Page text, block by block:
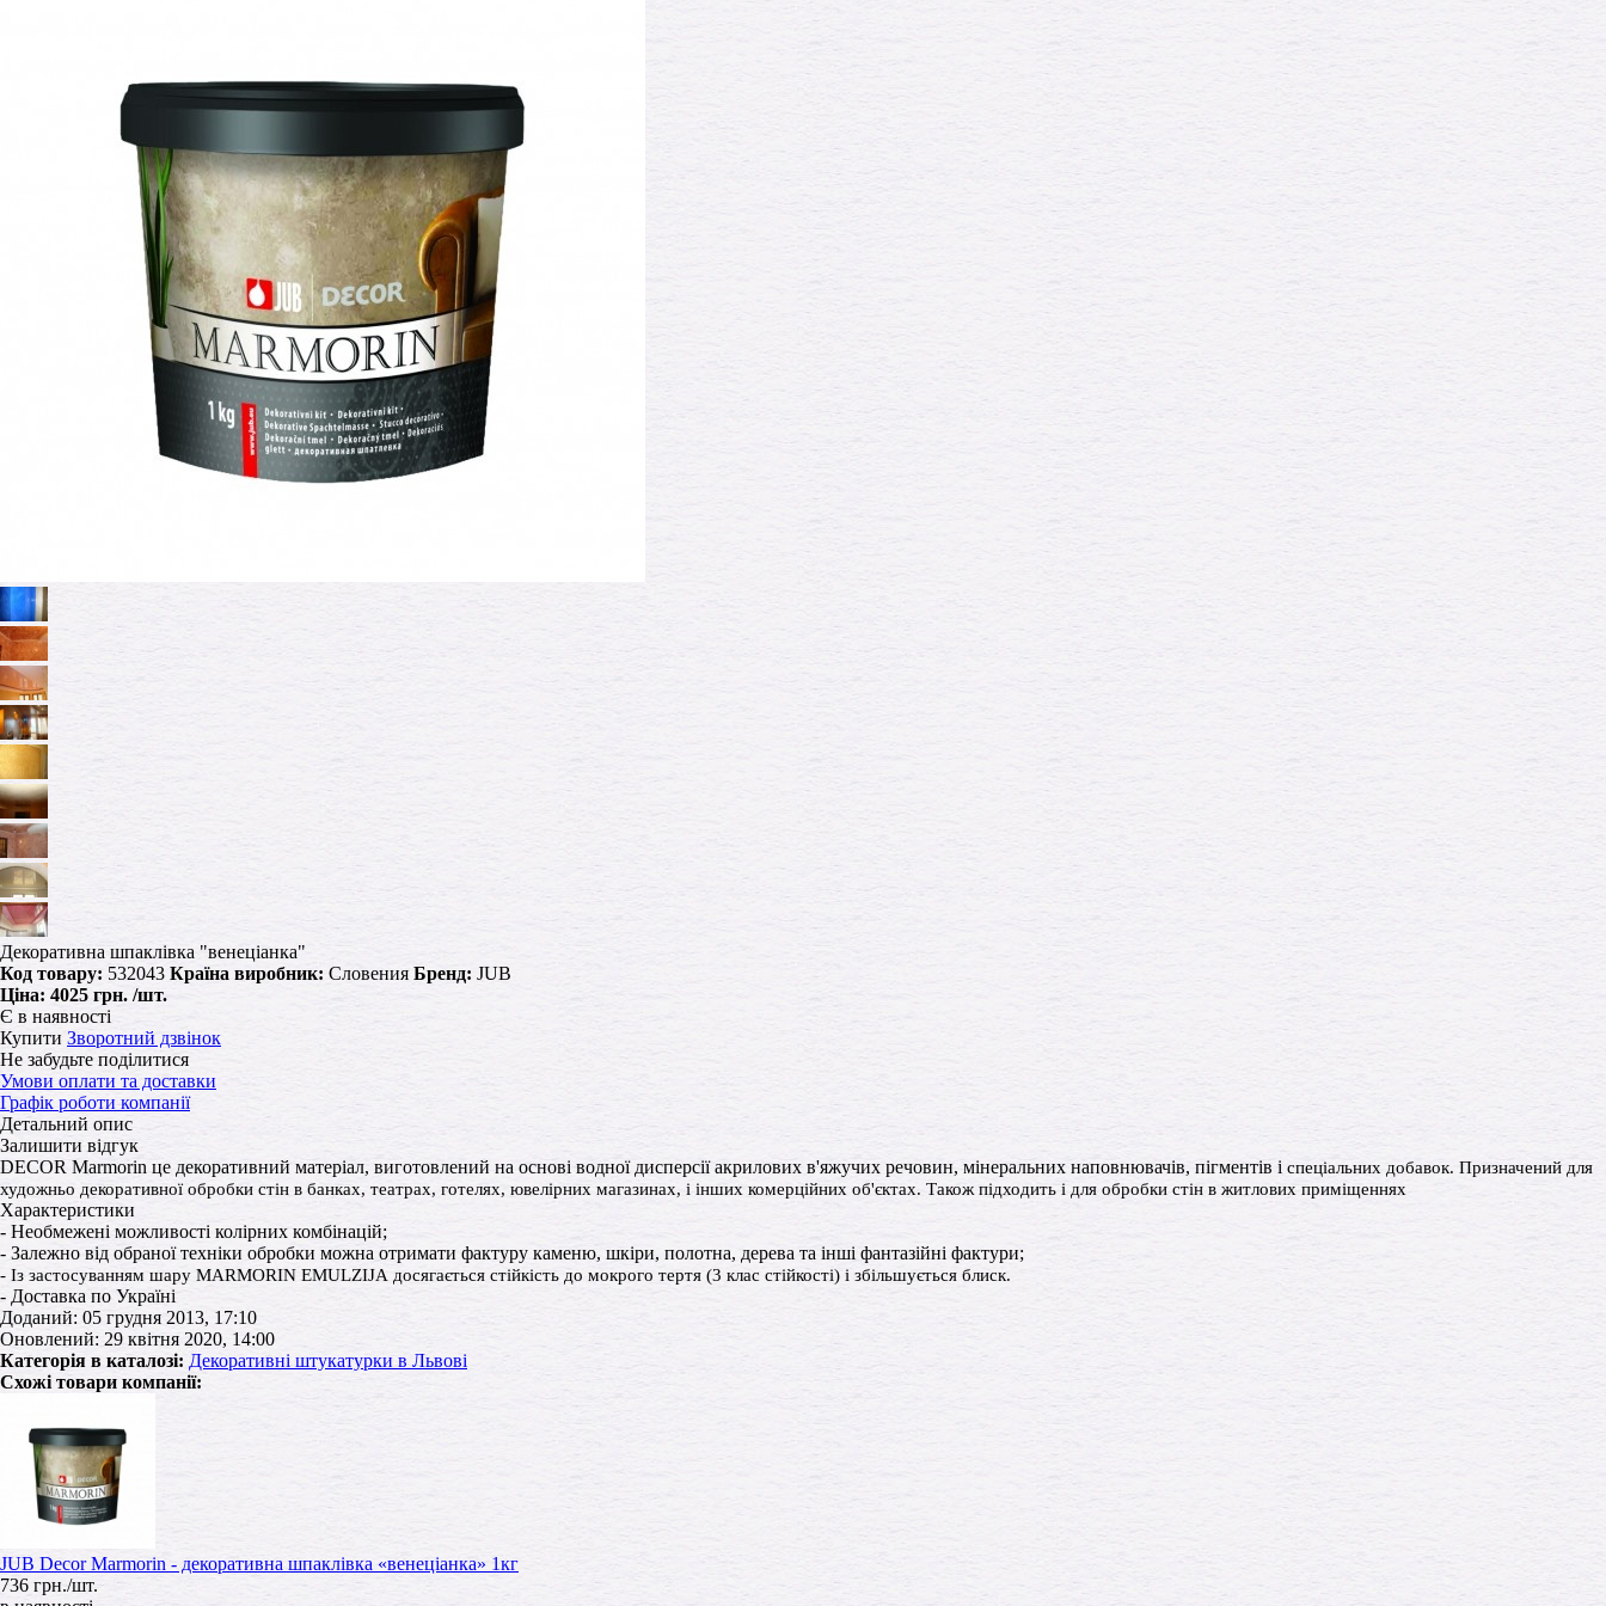
Декоративна шпаклівка "венеціанка"
Код товару: 532043 Країна виробник: Словения Бренд: JUB
Ціна: 4025 грн. /шт.
Є в наявності
Купити Зворотний дзвінок
Не забудьте поділитися
Умови оплати та доставки
Графік роботи компанії
Детальний опис
Залишити відгук
DECOR Marmorin це декоративний матеріал, виготовлений на основі водної дисперсії акрилових в'яжучих речовин, мінеральних наповнювачів, пігментів і спеціальних добавок. Призначений для
художньо декоративної обробки стін в банках, театрах, готелях, ювелірних магазинах, і інших комерційних об'єктах. Також підходить і для обробки стін в житлових приміщеннях
Характеристики
- Необмежені можливості колірних комбінацій;
- Залежно від обраної техніки обробки можна отримати фактуру каменю, шкіри, полотна, дерева та інші фантазійні фактури;
- Із застосуванням шару MARMORIN EMULZIJА досягається стійкість до мокрого тертя (3 клас стійкості) і збільшується блиск.
- Доставка по Україні
Доданий: 05 грудня 2013, 17:10
Оновлений: 29 квітня 2020, 14:00
Категорія в каталозі: Декоративні штукатурки в Львові
Схожі товари компанії:
JUB Decor Marmorin - декоративна шпаклівка «венеціанка» 1кг
736 грн./шт.